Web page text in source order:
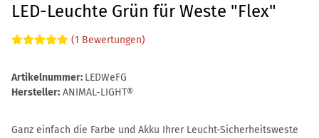
LED-Leuchte Grün für Weste "Flex"
(1 Bewertungen)
Artikelnummer: LEDWeFG
Hersteller: ANIMAL-LIGHT®
Ganz einfach die Farbe und Akku Ihrer Leucht-Sicherheitsweste